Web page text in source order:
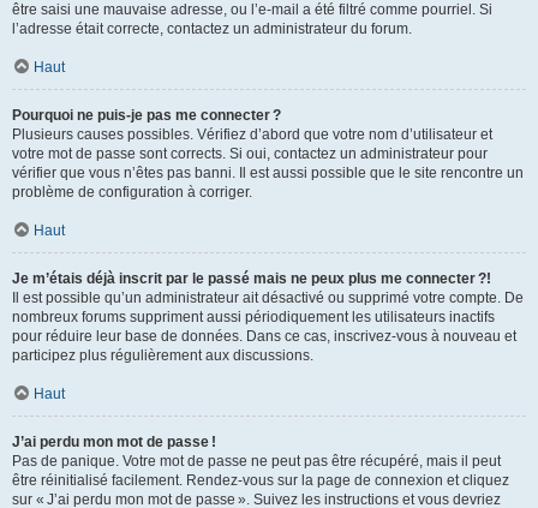
être saisi une mauvaise adresse, ou l’e-mail a été filtré comme pourriel. Si
l’adresse était correcte, contactez un administrateur du forum.
Haut
Pourquoi ne puis-je pas me connecter ?
Plusieurs causes possibles. Vérifiez d’abord que votre nom d’utilisateur et
votre mot de passe sont corrects. Si oui, contactez un administrateur pour
vérifier que vous n’êtes pas banni. Il est aussi possible que le site rencontre un
problème de configuration à corriger.
Haut
Je m’étais déjà inscrit par le passé mais ne peux plus me connecter ?!
Il est possible qu’un administrateur ait désactivé ou supprimé votre compte. De
nombreux forums suppriment aussi périodiquement les utilisateurs inactifs
pour réduire leur base de données. Dans ce cas, inscrivez-vous à nouveau et
participez plus régulièrement aux discussions.
Haut
J’ai perdu mon mot de passe !
Pas de panique. Votre mot de passe ne peut pas être récupéré, mais il peut
être réinitialisé facilement. Rendez-vous sur la page de connexion et cliquez
sur « J’ai perdu mon mot de passe ». Suivez les instructions et vous devriez